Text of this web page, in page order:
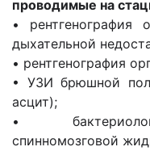
проводимые на
• рентгенография
дыхательной
• рентгенография
• УЗИ брюшной
асцит);
•
спинномозговой